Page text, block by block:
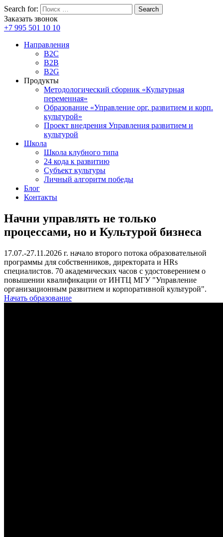
Search for: Search
Заказать звонок
+7 995 501 10 10
Направления
B2C
B2B
B2G
Продукты
Методологический сборник «Культурная
переменная»
Образование «Управление орг. развитием и корп.
культурой»
Проект внедрения Управления развитием и
культурой
Школа
Школа клубного типа
24 кода к развитию
Субъект культуры
Личный алгоритм победы
Блог
Контакты
Начни управлять не только
процессами, но и Культурой бизнеса
17.07.-27.11.2026 г. начало второго потока образовательной
программы для собственников, директората и HRs
специалистов. 70 академических часов с удостоверением о
повышении квалификации от ИНТЦ МГУ "Управление
организационным развитием и корпоративной культурой".
Начать образование